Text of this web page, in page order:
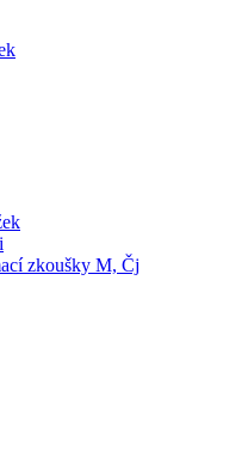
zkoušky M, Čj